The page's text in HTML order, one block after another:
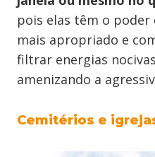
pois elas têm o
mais apropriado e
filtrar energias
amenizando a
Cemitérios e